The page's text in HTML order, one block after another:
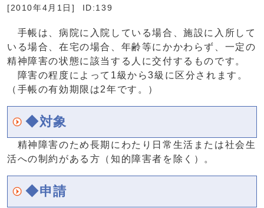
[2010年4月1日] ID:139
手帳は、病院に入院している場合、施設に入所して
いる場合、在宅の場合、年齢等にかかわらず、一定の
精神障害の状態に該当する人に交付するものです。
障害の程度によって1級から3級に区分されます。
（手帳の有効期限は2年です。）
◆対象
精神障害のため長期にわたり日常生活または社会生
活への制約がある方（知的障害者を除く）。
◆申請